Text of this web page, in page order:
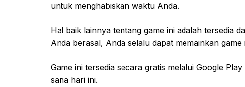
untuk menghabiskan waktu Anda.
Hal baik lainnya tentang game ini adalah tersedia
Anda berasal, Anda selalu dapat memainkan game
Game ini tersedia secara gratis melalui Google
sana hari ini.